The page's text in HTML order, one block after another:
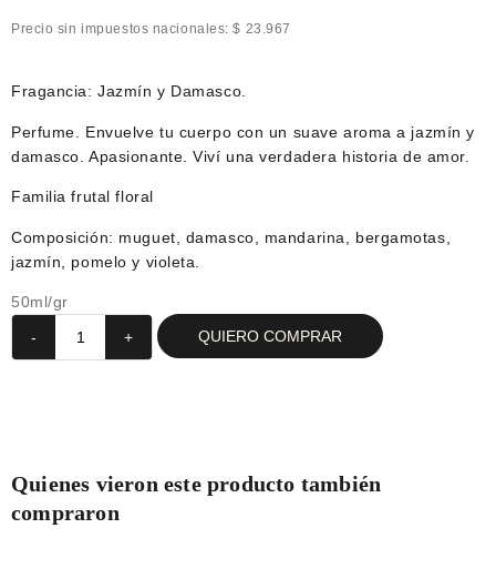
Precio sin impuestos nacionales:$ 23.967
Fragancia: Jazmín y Damasco.
Perfume. Envuelve tu cuerpo con un suave aroma a jazmín y
damasco. Apasionante. Viví una verdadera historia de amor.
Familia frutal floral
Composición: muguet, damasco, mandarina, bergamotas,
jazmín, pomelo y violeta.
50ml/gr
-
+ QUIERO COMPRAR
Quienes vieron este producto también
compraron